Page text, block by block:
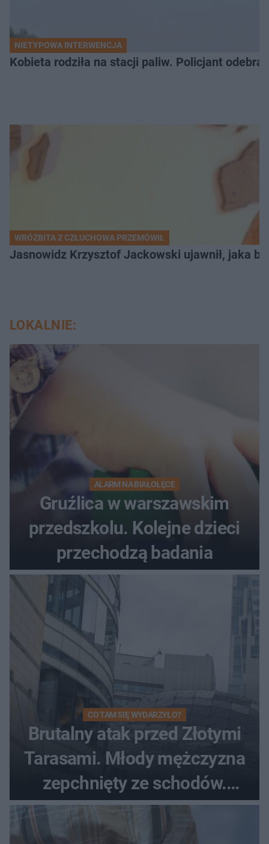
NIETYPOWA INTERWENCJA
Kobieta rodziła na stacji paliw. Policjant
WRÓŻBITA Z CZŁUCHOWA PRZEMÓWIŁ
Jasnowidz Krzysztof Jackowski ujawnił, jaka
LOKALNIE:
ALARM NA BIAŁOŁĘCE
Gruźlica w warszawskim
przedszkolu. Kolejne dzieci
przechodzą badania
CO TAM SIĘ WYDARZYŁO?
Brutalny atak przed Złotymi
Tarasami. Młody mężczyzna
zepchnięty ze schodów.
Szokujące nagranie krąży po
sieci